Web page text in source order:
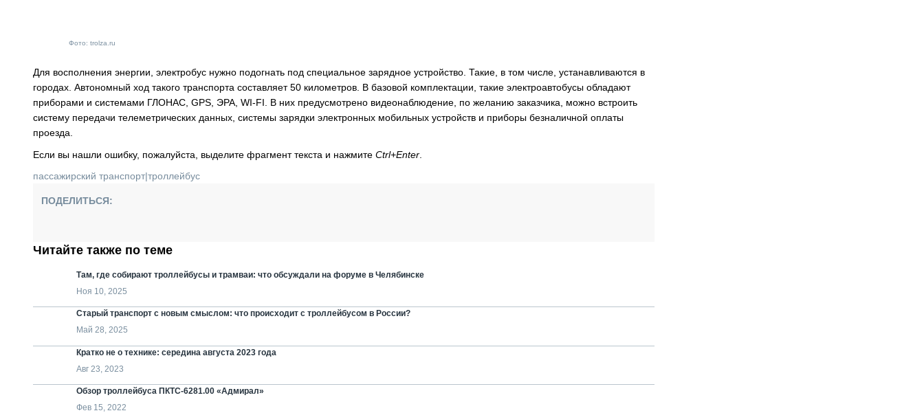
Фото: trolza.ru
Для восполнения энергии, электробус нужно подогнать под специальное зарядное устройство. Такие, в том числе, устанавливаются в
городах. Автономный ход такого транспорта составляет 50 километров. В базовой комплектации, такие электроавтобусы обладают
приборами и системами ГЛОНАС, GPS, ЭРА, WI-FI. В них предусмотрено видеонаблюдение, по желанию заказчика, можно встроить
систему передачи телеметрических данных, системы зарядки электронных мобильных устройств и приборы безналичной оплаты
проезда.
Если вы нашли ошибку, пожалуйста, выделите фрагмент текста и нажмите Ctrl+Enter
пассажирский транспорт|троллейбус
ПОДЕЛИТЬСЯ:
Читайте также по теме
Там, где собирают троллейбусы и трамваи: что обсуждали на форуме в Челябинске
Ноя 10, 2025
Старый транспорт с новым смыслом: что происходит с троллейбусом в России?
Май 28, 2025
Кратко не о технике: середина августа 2023 года
Авг 23, 2023
Обзор троллейбуса ПКТС-6281.00 «Адмирал»
Фев 15, 2022